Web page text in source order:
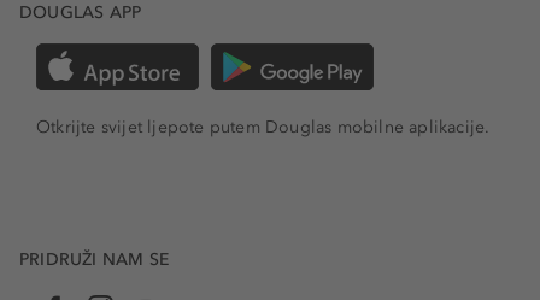
DOUGLAS APP
Otkrijte svijet ljepote putem Douglas mobilne aplikacije.
PRIDRUŽI NAM SE